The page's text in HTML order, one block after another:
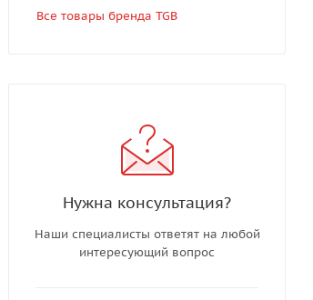
Все товары бренда TGB
Нужна консультация?
Наши специалисты ответят на любой
интересующий вопрос